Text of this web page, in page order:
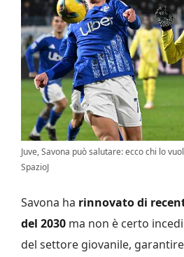
Juve, Savona può salutare: ecco chi lo
SpazioJ
Savona ha rinnovato di
del 2030 ma non è certo
del settore giovanile,